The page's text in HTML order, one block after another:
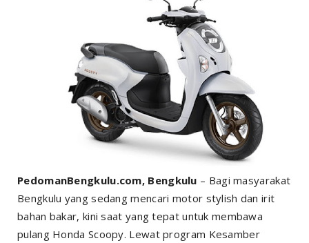
PedomanBengkulu.com, Bengkulu – Bagi masyarakat
Bengkulu yang sedang mencari motor stylish dan irit
bahan bakar, kini saat yang tepat untuk membawa
pulang Honda Scoopy. Lewat program Kesamber